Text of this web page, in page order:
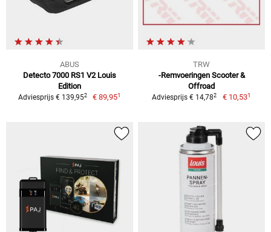
ABUS
Detecto 7000 RS1 V2 Louis
Edition
Adviesprijs € 139,952 € 89,951
TRW
-Remvoeringen Scooter &
Offroad
Adviesprijs € 14,782 € 10,531